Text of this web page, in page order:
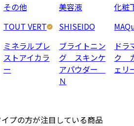
その他
TOUT VERT
ミネラルプレ
ストアイカラ
ー
美容液
SHISEIDO
ブライトニン
グ スキンケ
アパウダー
Ｎ
化粧
ドラ
ク
ェ
プの方が注目している商品